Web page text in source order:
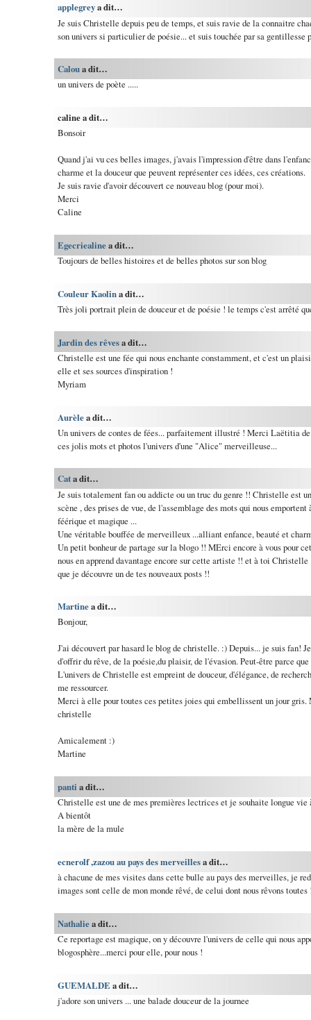
applegreya dit…
Je suis Christelle depuis peu de temps, et suis ravie de la connaitre
son univers si particulier de poésie... et suis touchée par sa gentillesse
Caloua dit…
un univers de poète .....
caline a dit…
Bonsoir
Quand j'ai vu ces belles images, j'avais l'impression d'être dans
charme et la douceur que peuvent représenter ces idées, ces créations.
Je suis ravie d'avoir découvert ce nouveau blog (pour moi).
Merci
Caline
Egecriealinea dit…
Toujours de belles histoires et de belles photos sur son blog
Couleur Kaolina dit…
Très joli portrait plein de douceur et de poésie ! le temps c'est arrêté
Jardin des rêvesa dit…
Christelle est une fée qui nous enchante constamment, et c'est un
elle et ses sources d'inspiration !
Myriam
Aurèlea dit…
Un univers de contes de fées... parfaitement illustré ! Merci Laëtitia
ces jolis mots et photos l'univers d'une "Alice" merveilleuse...
Cata dit…
Je suis totalement fan ou addicte ou un truc du genre !! Christelle est
scène , des prises de vue, de l'assemblage des mots qui nous
féérique et magique ...
Une véritable bouffée de merveilleux ...alliant enfance, beauté et
Un petit bonheur de partage sur la blogo !! MErci encore à vous pour
nous en apprend davantage encore sur cette artiste !! et à toi
que je découvre un de tes nouveaux posts !!
Martinea dit…
Bonjour,
J'ai découvert par hasard le blog de christelle. :) Depuis... je suis fan!
d'offrir du rêve, de la poésie,du plaisir, de l'évasion. Peut-être parce
L'univers de Christelle est empreint de douceur, d'élégance, de
me ressourcer.
Merci à elle pour toutes ces petites joies qui embellissent un jour gris.
christelle
Amicalement :)
Martine
panti a dit…
Christelle est une de mes premières lectrices et je souhaite longue vie
A bientôt
la mère de la mule
ecnerolf ,zazou au pays des merveillesa dit…
à chacune de mes visites dans cette bulle au pays des merveilles, je
images sont celle de mon monde rêvé, de celui dont nous rêvons toutes
Nathaliea dit…
Ce reportage est magique, on y découvre l'univers de celle qui nous
blogosphère...merci pour elle, pour nous !
GUEMALDE a dit…
j'adore son univers ... une balade douceur de la journee